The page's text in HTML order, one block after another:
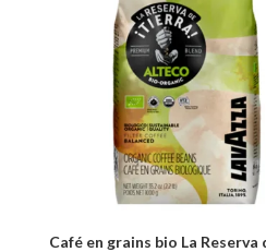
AJOUTER AU PANIER
Café en grains bio La Reserva